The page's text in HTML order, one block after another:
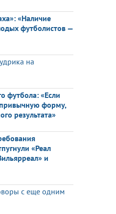
«Наличие
футболистов —
на
футбола: «Если
форму,
результата»
«Реал
и
с еще одним